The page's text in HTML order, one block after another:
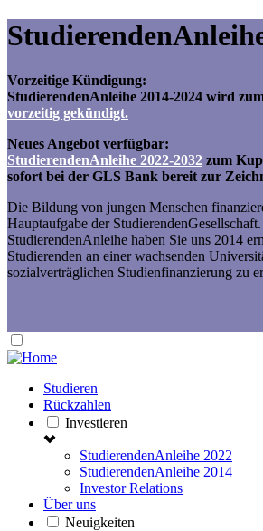
Vorzeitige Kündigung:
StudierendenAnleihe 2014-2024 wird
vorzeitig gekündigt.
Neues Angebot verfügbar:
StudierendenAnleihe 2022-2032 zum
sofort bei der GLS Bank bereit zur
Die Bildung von jungen Menschen
Hauptaufgabe der
StudierendenAnleihe haben Sie uns 2014
Studierenden an einer wachsenden
sozialverträglichen Studienfinanzierung zu
Studieren
Rückzahlen
Investieren
StudierendenAnleihe 2022
StudierendenAnleihe 2014
Investor Relations
Über uns
Neuigkeiten